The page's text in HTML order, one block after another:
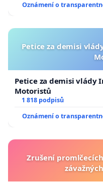
Oznámení o
Petice za demisi
Petice za demisi vlády
Motoristů
1 818 podpisů
Oznámení o
Zrušení